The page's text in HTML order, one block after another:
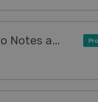
Improved Agent Permissions delineate access to Notes and Messages